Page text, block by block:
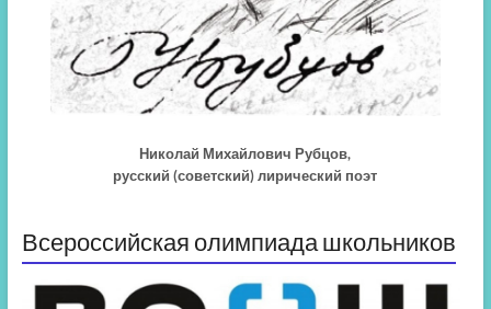
Николай Михайлович Рубцов,
русский (советский) лирический поэт
Всероссийская олимпиада школьников